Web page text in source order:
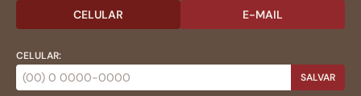
CELULAR E-MAIL
CELULAR:
SALVAR